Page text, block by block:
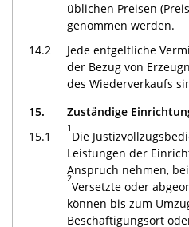
üblichen Preisen
genommen werden.
14.2
Jede entgeltliche
der Bezug von
des Wiederverkaufs
15.
Zuständige
15.1
1
Die
Leistungen der
Anspruch nehmen,
2
Versetzte oder
können bis zum
Beschäftigungsort